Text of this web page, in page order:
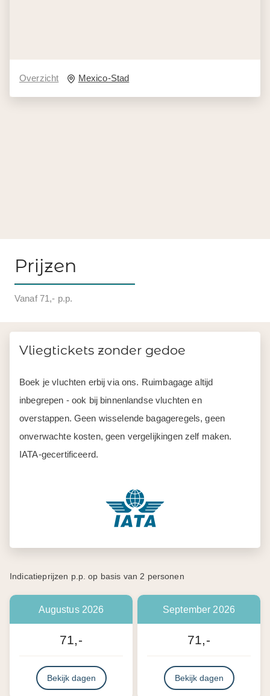
Overzicht Mexico-Stad
Prijzen
Vanaf 71,- p.p.
Vliegtickets zonder gedoe
Boek je vluchten erbij via ons. Ruimbagage altijd
inbegrepen - ook bij binnenlandse vluchten en
overstappen. Geen wisselende bagageregels, geen
onverwachte kosten, geen vergelijkingen zelf maken.
IATA-gecertificeerd.
Indicatieprijzen p.p. op basis van 2 personen
Augustus 2026
71,-
Bekijk dagen
September 2026
71,-
Bekijk dagen